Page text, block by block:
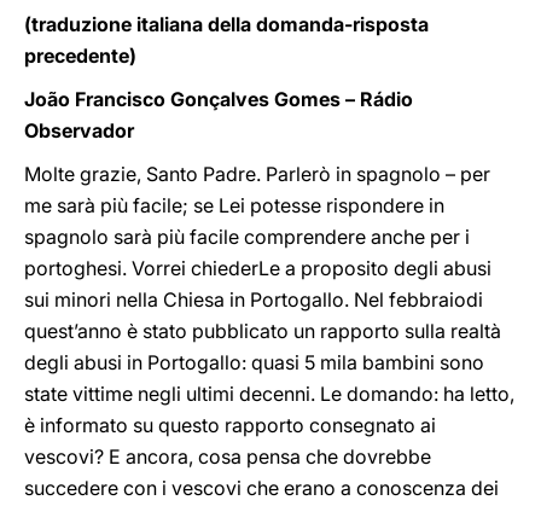
(traduzione italiana della domanda-risposta
precedente)
João Francisco Gonçalves Gomes – Rádio
Observador
Molte grazie, Santo Padre. Parlerò in spagnolo – per
me sarà più facile; se Lei potesse rispondere in
spagnolo sarà più facile comprendere anche per i
portoghesi. Vorrei chiederLe a proposito degli abusi
sui minori nella Chiesa in Portogallo. Nel febbraiodi
quest’anno è stato pubblicato un rapporto sulla realtà
degli abusi in Portogallo: quasi 5 mila bambini sono
state vittime negli ultimi decenni. Le domando: ha letto,
è informato su questo rapporto consegnato ai
vescovi? E ancora, cosa pensa che dovrebbe
succedere con i vescovi che erano a conoscenza dei